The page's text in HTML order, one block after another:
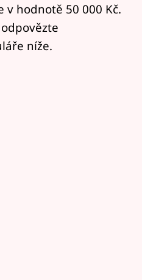
v hodnotě 50 000 Kč.
níže.